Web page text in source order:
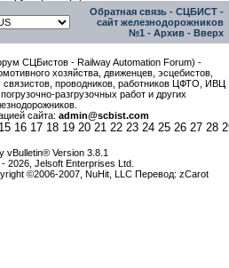
Обратная связь - СЦБИСТ -
сайт железнодорожников
№1 - Архив - Вверх
СЦБистов - Railway Automation Forum) -
хозяйства, движенцев, эсцебистов,
связистов, проводников, работников ЦФТО, ИВЦ
разгрузочных работ и других
сайта: admin@scbist.com
15 16 17 18 19 20 21 22 23 24 25 26 27 28
vBulletin® Version 3.8.1
2026, Jelsoft Enterprises Ltd.
©2006-2007, NuHit, LLC Перевод: zCarot